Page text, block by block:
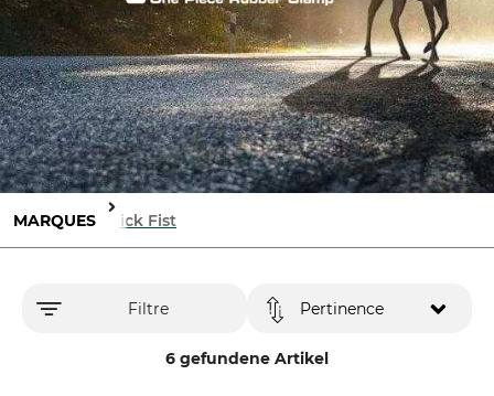
MARQUES Quick Fist
Filtre
6 gefundene Artikel
Pertinence